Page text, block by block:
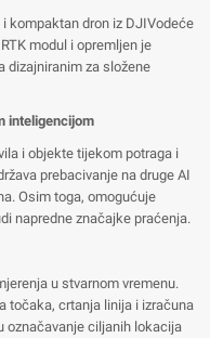
kompaktan dron iz DJIVodeće
modul i opremljen je
dizajniranim za složene
inteligencijom
i objekte tijekom potraga i
prebacivanje na druge AI
Osim toga, omogućuje
napredne značajke praćenja.
u stvarnom vremenu.
točaka, crtanja linija i izračuna
označavanje ciljanih lokacija